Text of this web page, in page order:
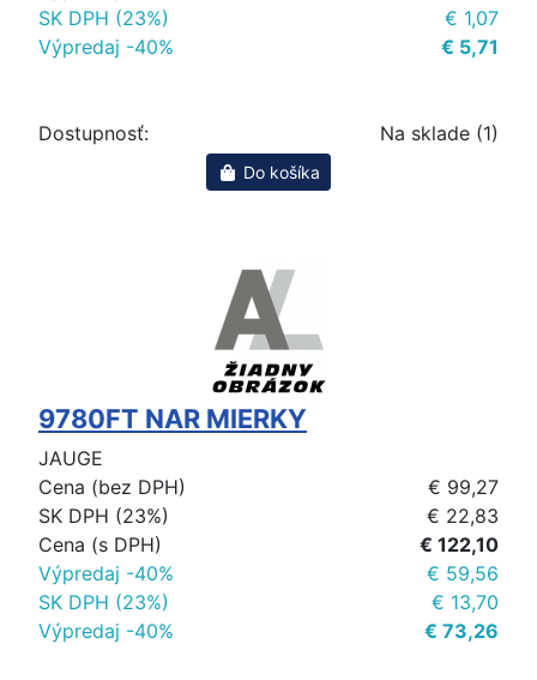
SK DPH (23%)
€ 1,07
Výpredaj -40%
€ 5,71
Dostupnosť: Na sklade (1)
Do košíka
9780FT NAR MIERKY
JAUGE
Cena (bez DPH)
€ 99,27
SK DPH (23%)
€ 22,83
Cena (s DPH)
€ 122,10
Výpredaj -40%
€ 59,56
SK DPH (23%)
€ 13,70
Výpredaj -40%
€ 73,26